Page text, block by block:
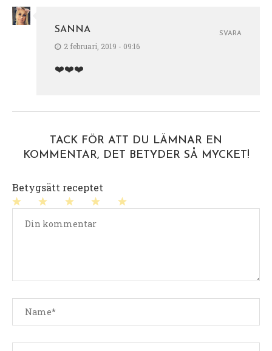
SANNA
2 februari, 2019 - 09:16
❤️❤️❤️
SVARA
TACK FÖR ATT DU LÄMNAR EN
KOMMENTAR, DET BETYDER SÅ MYCKET!
Betygsätt receptet
stjärnor
stjärnor
stjärnor
stjärna